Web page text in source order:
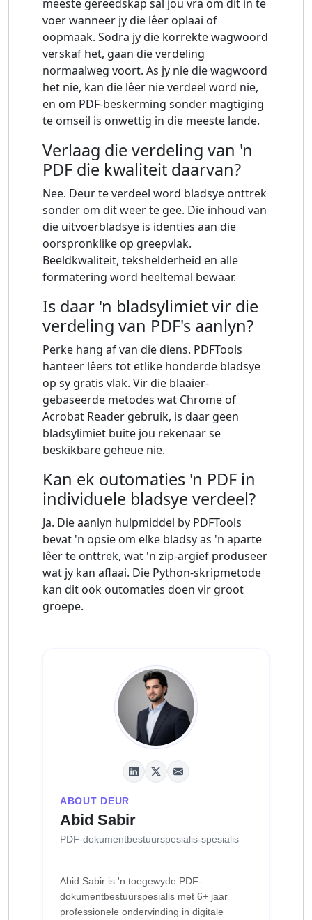
meeste gereedskap sal jou vra om dit in te
voer wanneer jy die lêer oplaai of
oopmaak. Sodra jy die korrekte wagwoord
verskaf het, gaan die verdeling
normaalweg voort. As jy nie die wagwoord
het nie, kan die lêer nie verdeel word nie,
en om PDF-beskerming sonder magtiging
te omseil is onwettig in die meeste lande.
Verlaag die verdeling van 'n
PDF die kwaliteit daarvan?
Nee. Deur te verdeel word bladsye onttrek
sonder om dit weer te gee. Die inhoud van
die uitvoerbladsye is identies aan die
oorspronklike op greepvlak.
Beeldkwaliteit, tekshelderheid en alle
formatering word heeltemal bewaar.
Is daar 'n bladsylimiet vir die
verdeling van PDF's aanlyn?
Perke hang af van die diens. PDFTools
hanteer lêers tot etlike honderde bladsye
op sy gratis vlak. Vir die blaaier-
gebaseerde metodes wat Chrome of
Acrobat Reader gebruik, is daar geen
bladsylimiet buite jou rekenaar se
beskikbare geheue nie.
Kan ek outomaties 'n PDF in
individuele bladsye verdeel?
Ja. Die aanlyn hulpmiddel by PDFTools
bevat 'n opsie om elke bladsy as 'n aparte
lêer te onttrek, wat 'n zip-argief produseer
wat jy kan aflaai. Die Python-skripmetode
kan dit ook outomaties doen vir groot
groepe.
ABOUT DEUR
Abid Sabir
PDF-dokumentbestuurspesialis-spesialis
Abid Sabir is 'n toegewyde PDF-
dokumentbestuurspesialis met 6+ jaar
professionele ondervinding in digitale